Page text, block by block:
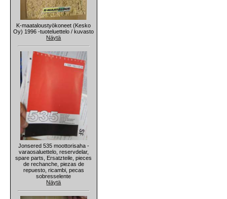
K-maataloustyökoneet (Kesko
Oy) 1996 -tuoteluettelo / kuvasto
Näytä
Jonsered 535 moottorisaha -
varaosaluettelo, reservdelar,
spare parts, Ersatzteile, pieces
de rechanche, piezas de
repuesto, ricambi, pecas
sobresselente
Näytä